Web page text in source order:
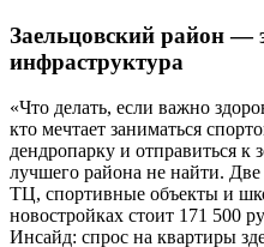
Заельцовский район —
инфраструктура
«Что делать, если важно
кто мечтает заниматься
дендропарку и отправиться
лучшего района не найти. Две
ТЦ, спортивные объекты и
новостройках стоит 171 500
Инсайд: спрос на квартиры